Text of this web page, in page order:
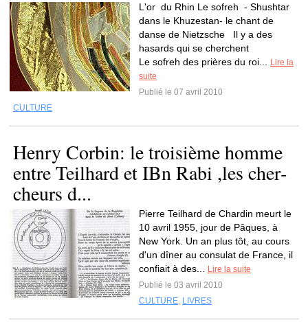
L'or du Rhin Le sofreh - Shushtar
dans le Khuzestan- le chant de
danse de Nietzsche Il y a des
hasards qui se cherchent
Le sofreh des prières du roi...
Lire la
suite
Publié le 07 avril 2010
CULTURE
Henry Corbin: le troisième homme
entre Teilhard et IBn Rabi ,les cher­
cheurs d...
Pierre Teilhard de Chardin meurt le
10 avril 1955, jour de Pâques, à
New York. Un an plus tôt, au cours
d'un dîner au consulat de France, il
confiait à des...
Lire la suite
Publié le 03 avril 2010
CULTURE, LIVRES